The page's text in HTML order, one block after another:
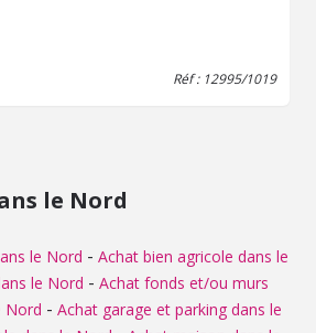
Réf : 12995/1019
le Nord
le Nord - Achat bien agricole dans le
le Nord - Achat fonds et/ou murs
Nord - Achat garage et parking dans le